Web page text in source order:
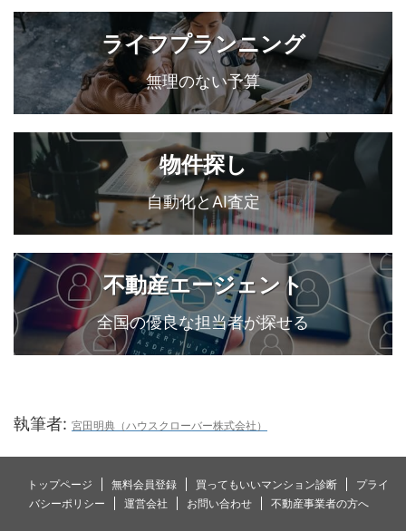
ライフプランニング
無理のない予算
物件探し
自動化とAI査定
不動産エージェント
全国の優良な担当者が探せる
執筆者: 宮田明典（ハウスクローバー株式会社）
トップページ 無料会員登録 買ってもいいマンション診断
プライ
バシーポリシー
運営会社 お問い合わせ 不動産事業者の方へ